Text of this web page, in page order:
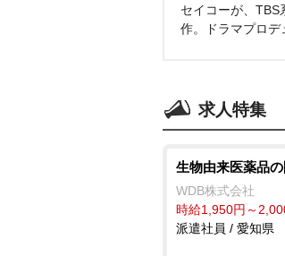
セイコーが、TBS
作。ドラマプロデ
求人特集
生物由来医薬品
WDB株式会社
時給1,950円～
派遣社員 / 愛知県